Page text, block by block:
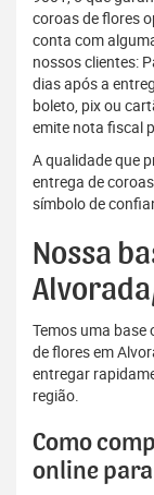
coroas de flores
conta com
nossos clientes:
dias após a
boleto, pix ou
emite nota fiscal
A qualidade que
entrega de
símbolo de
Nossa
Temos uma base
de flores em
entregar
região.
Como
online